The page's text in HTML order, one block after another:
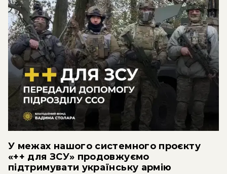
У межах нашого системного проєкту
«++ для ЗСУ» продовжуємо
підтримувати українську армію